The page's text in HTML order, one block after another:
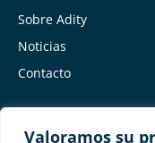
Valoramos su
Sobre Adity
Noticias
Contacto